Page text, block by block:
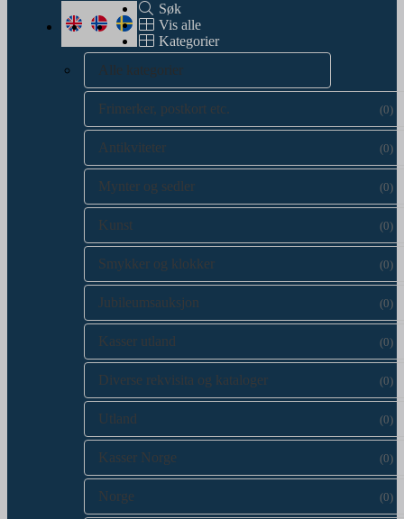
Søk
Vis alle
Kategorier
Alle kategorier
Frimerker, postkort etc. (0)
Antikviteter (0)
Mynter og sedler (0)
Kunst (0)
Smykker og klokker (0)
Jubileumsauksjon (0)
Kasser utland (0)
Diverse rekvisita og kataloger (0)
Utland (0)
Kasser Norge (0)
Norge (0)